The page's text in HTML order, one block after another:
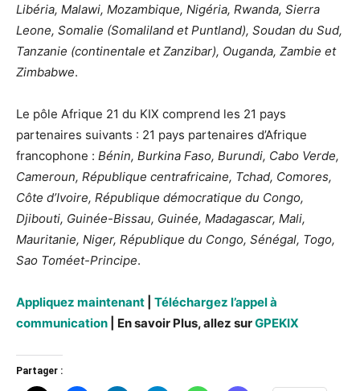
Libéria, Malawi, Mozambique, Nigéria, Rwanda, Sierra
Leone, Somalie (Somaliland et Puntland), Soudan du Sud,
Tanzanie (continentale et Zanzibar), Ouganda, Zambie et
Zimbabwe.
Le pôle Afrique 21 du KIX comprend les 21 pays
partenaires suivants : 21 pays partenaires d’Afrique
francophone : Bénin, Burkina Faso, Burundi, Cabo Verde,
Cameroun, République centrafricaine, Tchad, Comores,
Côte d’Ivoire, République démocratique du Congo,
Djibouti, Guinée-Bissau, Guinée, Madagascar, Mali,
Mauritanie, Niger, République du Congo, Sénégal, Togo,
Sao Toméet-Principe.
Appliquez maintenant
Téléchargez l’appel à
communication
| En savoir Plus, allez surGPEKIX
Partager :